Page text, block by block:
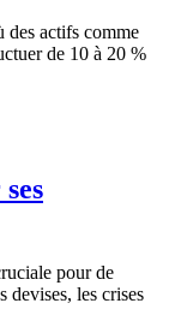
des actifs comme
de 10 à 20 %
pour de
devises, les crises